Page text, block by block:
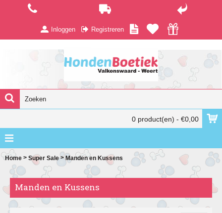
Inloggen Registreren
0 product(en) - €0,00
Home > Super Sale>Manden en Kussens
Manden en Kussens